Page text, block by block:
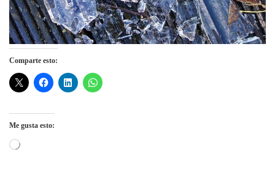
Comparte esto:
Me gusta esto:
Cargando...